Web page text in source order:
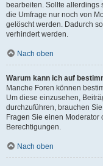
bearbeiten. Sollte allerdings
die Umfrage nur noch von
gelöscht werden. Dadurch
verhindert werden.
Nach oben
Warum kann ich auf
Manche Foren können
Um diese einzusehen,
durchzuführen, brauchen
Fragen Sie einen Moderator
Berechtigungen.
Nach oben